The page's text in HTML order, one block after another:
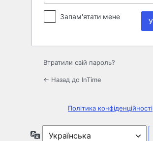
Запам'ятати мене
Втратили свій пароль?
← Назад до InTime
Політика конфіденційності
Мова